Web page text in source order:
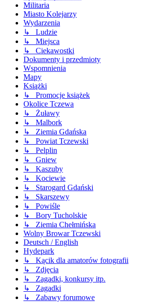
Militaria
Miasto Kolejarzy
Wydarzenia
↳ Ludzie
↳ Miejsca
↳ Ciekawostki
Dokumenty i przedmioty
Wspomnienia
Mapy
Książki
↳ Promocje książek
Okolice Tczewa
↳ Żuławy
↳ Malbork
↳ Ziemia Gdańska
↳ Powiat Tczewski
↳ Pelplin
↳ Gniew
↳ Kaszuby
↳ Kociewie
↳ Starogard Gdański
↳ Skarszewy
↳ Powiśle
↳ Bory Tucholskie
↳ Ziemia Chełmińska
Wolny Browar Tczewski
Deutsch / English
Hydepark
↳ Kącik dla amatorów fotografii
↳ Zdjęcia
↳ Zagadki, konkursy itp.
↳ Zagadki
↳ Zabawy forumowe